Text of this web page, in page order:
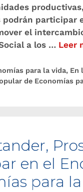
participar
el
a los … Leer
para la vida, En
de Economías
en el
para